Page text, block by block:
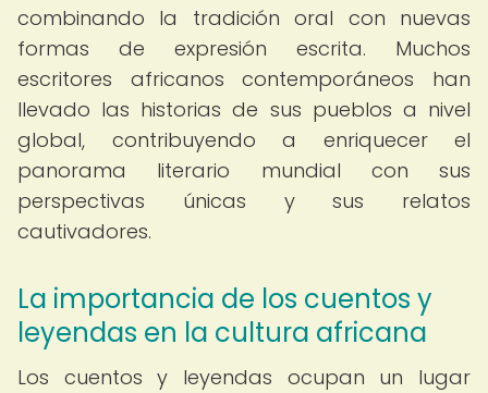
combinando la tradición oral con nuevas
formas de expresión escrita. Muchos
escritores africanos contemporáneos han
llevado las historias de sus pueblos a nivel
global, contribuyendo a enriquecer el
panorama literario mundial con sus
perspectivas únicas y sus relatos
cautivadores.
La importancia de los cuentos y
leyendas en la cultura africana
Los cuentos y leyendas ocupan un lugar